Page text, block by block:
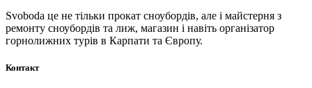
Svoboda це не тільки прокат сноубордів, але і майстерня з
ремонту сноубордів та лиж, магазин і навіть організатор
горнолижних турів в Карпати та Європу.
Контакт